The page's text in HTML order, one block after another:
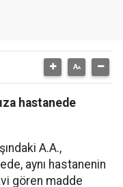
hastanede
A.A.,
aynı hastanenin
gören madde